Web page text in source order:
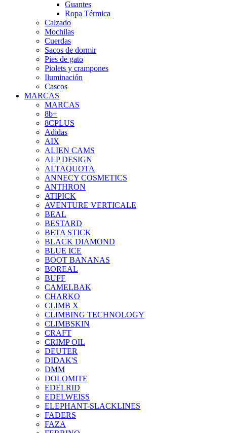
Guantes
Ropa Térmica
Calzado
Mochilas
Cuerdas
Sacos de dormir
Pies de gato
Piolets y crampones
Iluminación
Cascos
MARCAS
MARCAS
8b+
8CPLUS
Adidas
AIX
ALIEN CAMS
ALP DESIGN
ALTAQUOTA
ANNECY COSMETICS
ANTHRON
ATIPICK
AVENTURE VERTICALE
BEAL
BESTARD
BETA STICK
BLACK DIAMOND
BLUE ICE
BOOT BANANAS
BOREAL
BUFF
CAMELBAK
CHARKO
CLIMB X
CLIMBING TECHNOLOGY
CLIMBSKIN
CRAFT
CRIMP OIL
DEUTER
DIDAK'S
DMM
DOLOMITE
EDELRID
EDELWEISS
ELEPHANT-SLACKLINES
FADERS
FAZA